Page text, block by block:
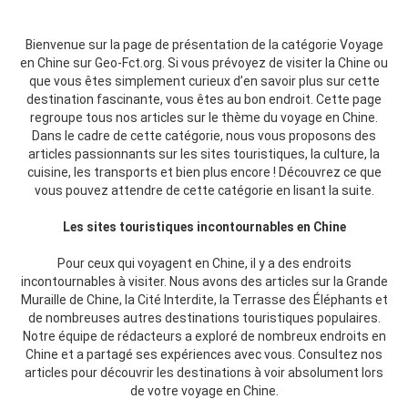
Bienvenue sur la page de présentation de la catégorie Voyage
en Chine sur Geo-Fct.org. Si vous prévoyez de visiter la Chine ou
que vous êtes simplement curieux d’en savoir plus sur cette
destination fascinante, vous êtes au bon endroit. Cette page
regroupe tous nos articles sur le thème du voyage en Chine.
Dans le cadre de cette catégorie, nous vous proposons des
articles passionnants sur les sites touristiques, la culture, la
cuisine, les transports et bien plus encore ! Découvrez ce que
vous pouvez attendre de cette catégorie en lisant la suite.
Les sites touristiques incontournables en Chine
Pour ceux qui voyagent en Chine, il y a des endroits
incontournables à visiter. Nous avons des articles sur la Grande
Muraille de Chine, la Cité Interdite, la Terrasse des Éléphants et
de nombreuses autres destinations touristiques populaires.
Notre équipe de rédacteurs a exploré de nombreux endroits en
Chine et a partagé ses expériences avec vous. Consultez nos
articles pour découvrir les destinations à voir absolument lors
de votre voyage en Chine.